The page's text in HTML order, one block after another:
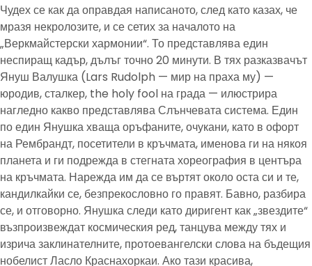
Чудех се как да оправдая написаното, след като казах, че
мразя некролозите, и се сетих за началото на
„Веркмайстерски хармонии“. То представлява един
неспиращ кадър, дълъг точно 20 минути. В тях разказвачът
Януш Валушка (Lars Rudolph — мир на праха му) —
юродив, сталкер, the holy fool на града — илюстрира
нагледно какво представлява Слънчевата система. Един
по един Янушка хваща оръфаните, очукани, като в офорт
на Рембрандт, посетители в кръчмата, именова ги на някоя
планета и ги подрежда в стегната хореография в центъра
на кръчмата. Нарежда им да се въртят около оста си и те,
кандилкайки се, безпрекословно го правят. Бавно, разбира
се, и отговорно. Янушка следи като диригент как „звездите“
възпроизвеждат космическия ред, танцува между тях и
изрича заклинателните, протоевангелски слова на бъдещия
нобелист Ласло Краснахоркаи. Ако тази красива,